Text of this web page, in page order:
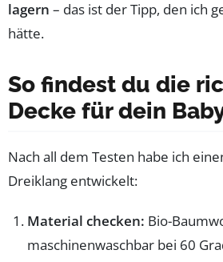
lagern – das ist der Tipp, den ich
hätte.
So findest du die
Decke für dein
Nach all dem Testen habe ich
Dreiklang entwickelt:
Material checken: Bio-
maschinenwaschbar bei 60